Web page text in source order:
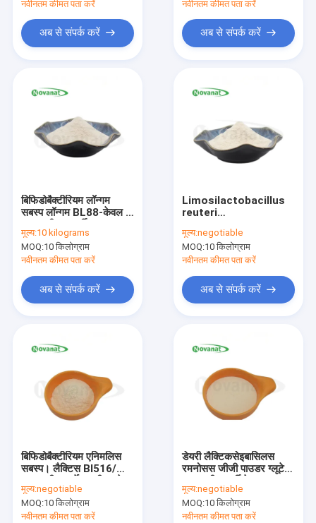
उत्पादों
वीडियो
हमारे बारे में
गुणवत्ता नियंत्रण
संपर्क करें
नवीनतम कीमत पता करें
अब से संपर्क करें
नवीनतम कीमत पता करें
अब से संपर्क करें
बिफिडोबैक्टीरियम लॉन्गम
सबस्प लॉन्गम BL88-केवल /
ग्लूटेन मुक्त / डेयरी मुक्त
मूल्य:10 kilograms
MOQ:10 किलोग्राम
नवीनतम कीमत पता करें
अब से संपर्क करें
Limosilactobacillus
reuteri
cfu/g/vegan/allergen
मुक्त/लस मुक्त/डेयरी मुक्त
मूल्य:negotiable
MOQ:10 किलोग्राम
नवीनतम कीमत पता करें
अब से संपर्क करें
बिफिडोबैक्टीरियम एनिमलिस
सबस्प। लैक्टिस BI516/
फ्री/डेयरी फ्री/प्रोबायोटिक
ड्रॉप्स
मूल्य:negotiable
MOQ:10 किलोग्राम
नवीनतम कीमत पता करें
डेयरी लैक्टिकसेइबासिलस
रमनोसस जीजी पाउडर ग्लूटेन
मूल्य:negotiable
MOQ:10 किलोग्राम
नवीनतम कीमत पता करें